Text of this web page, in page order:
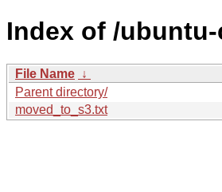
Index of /ubuntu-
File Name ↓
Parent directory/
moved_to_s3.txt